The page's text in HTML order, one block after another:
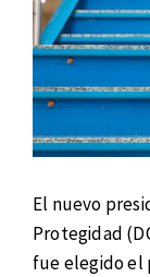
El nuevo
Protegidad
fue elegido el